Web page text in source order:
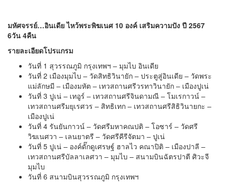
มหัศจรรย์…อินเดีย ไหว้พระพิฆเนศ 10 องค์ เสริมความปัง ปี 2567
6วัน 4คืน
รายละเอียดโปรแกรม
วันที่ 1 สุวรรณภูมิ กรุงเทพฯ – มุมไบ อินเดีย
วันที่ 2 เมืองมุมไบ – วัดสิทธิวินายัก – ประตูสู่อินเดีย – วัดพระ
แม่ลักษมี – เมืองมหัต – เทวสถานศรีวรทาวินายัก – เมืองปูเน่
วันที่ 3 ปูเน่ – เทอูร์ – เทวสถานศรีจินดามณี – โมเรกาวน์ –
เทวสถานศรีมยุเรศวร – สิทธิเทก – เทวสถานศรีสิธิวินายกะ –
เมืองปูเน่
วันที่ 4 รันยันกาวน์ – วัดศรีมหาคณปติ – โอซาร์ – วัดศรี
วิฆเนศวา – เลนยาตรี – วัดศรีคีรีจัตมา – ปูเน่
วันที่ 5 ปูเน่ – องค์ดั๊กดูเศรษฐ์ ฮาลไว คณาปิติ – เมืองปาลี –
เทวสถานศรีบัลลาเลศวา – มุมไบ – สนามบินฉัตรปาตี ศิวะจี
มุมไบ
วันที่ 6 สนามบินสุวรรณภูมิ กรุงเทพฯ